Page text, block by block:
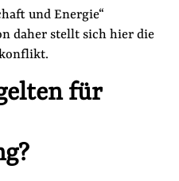
und Energie“
daher stellt sich hier die
für